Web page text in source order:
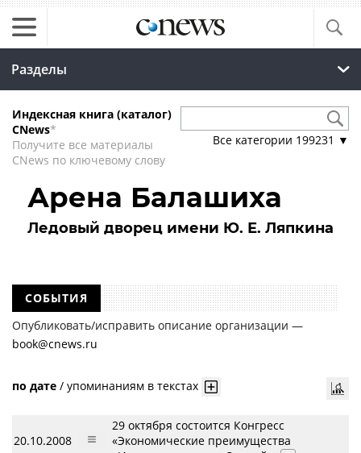
Разделы
Индексная книга (каталог)
CNews*
Получите все материалы
CNews по ключевому слову
Все категории 199231 ▼
Арена Балашиха
Ледовый дворец имени Ю. Е. Ляпкина
СОБЫТИЯ
Опубликовать/исправить описание организации —
book@cnews.ru
по дате / упоминаниям в текстах
20.10.2008
29 октября состоится Конгресс
«Экономические преимущества